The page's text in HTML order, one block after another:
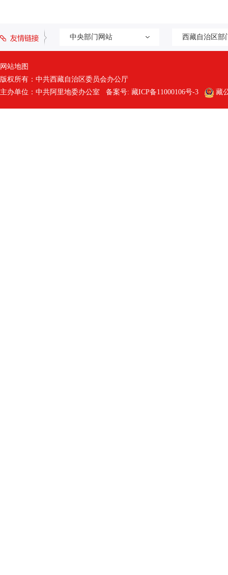
中央部门网站 西藏自治区部
网站地图
版权所有：中共西藏自治区委员会办公厅
主办单位：中共阿里地委办公室 备案号: 藏ICP备11000106号-3 藏